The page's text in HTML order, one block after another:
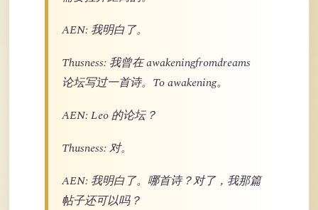
AEN: 我明白了。
Thusness: 我曾在 awakeningfromdreams
论坛写过一首诗。To awakening。
AEN: Leo 的论坛？
Thusness: 对。
AEN: 我明白了。哪首诗？对了，我那篇
帖子还可以吗？